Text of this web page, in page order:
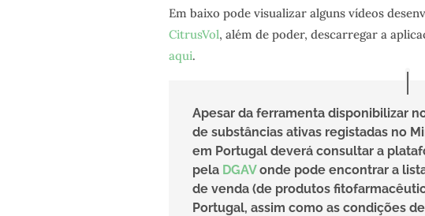
Em baixo pode visualizar alguns vídeos
CitrusVol, além de poder, descarregar a
aqui.
Apesar da ferramenta disponibilizar
de substâncias ativas registadas no
em Portugal deverá consultar a
pela DGAVonde pode encontrar a
de venda (de produtos
Portugal, assim como as condições